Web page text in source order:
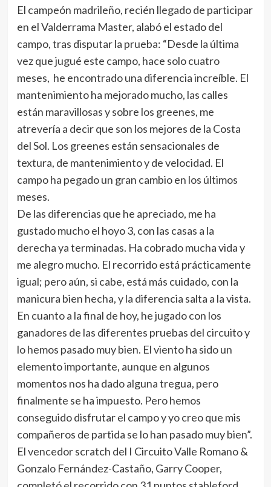
El campeón madrileño, recién llegado de participar
en el Valderrama Master, alabó el estado del
campo, tras disputar la prueba: “Desde la última
vez que jugué este campo, hace solo cuatro
meses, he encontrado una diferencia increíble. El
mantenimiento ha mejorado mucho, las calles
están maravillosas y sobre los greenes, me
atrevería a decir que son los mejores de la Costa
del Sol. Los greenes están sensacionales de
textura, de mantenimiento y de velocidad. El
campo ha pegado un gran cambio en los últimos
meses.
De las diferencias que he apreciado, me ha
gustado mucho el hoyo 3, con las casas a la
derecha ya terminadas. Ha cobrado mucha vida y
me alegro mucho. El recorrido está prácticamente
igual; pero aún, si cabe, está más cuidado, con la
manicura bien hecha, y la diferencia salta a la vista.
En cuanto a la final de hoy, he jugado con los
ganadores de las diferentes pruebas del circuito y
lo hemos pasado muy bien. El viento ha sido un
elemento importante, aunque en algunos
momentos nos ha dado alguna tregua, pero
finalmente se ha impuesto. Pero hemos
conseguido disfrutar el campo y yo creo que mis
compañeros de partida se lo han pasado muy bien”.
El vencedor scratch del I Circuito Valle Romano &
Gonzalo Fernández-Castaño, Garry Cooper,